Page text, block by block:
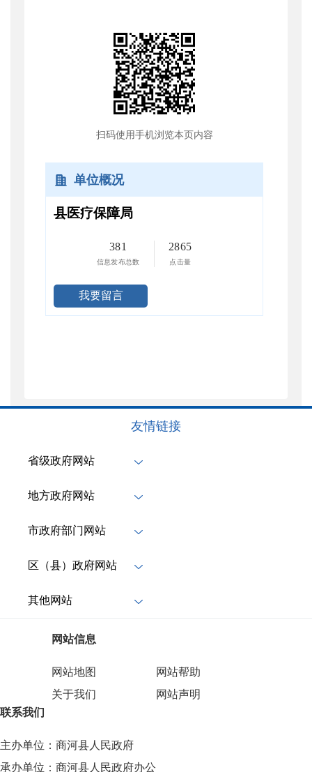
扫码使用手机浏览本页内容
单位概况
县医疗保障局
381
信息发布总数
2865
点击量
我要留言
友情链接
省级政府网站
地方政府网站
市政府部门网站
区（县）政府网站
其他网站
网站信息
网站地图
网站帮助
关于我们
网站声明
联系我们
主办单位：商河县人民政府
承办单位：商河县人民政府办公